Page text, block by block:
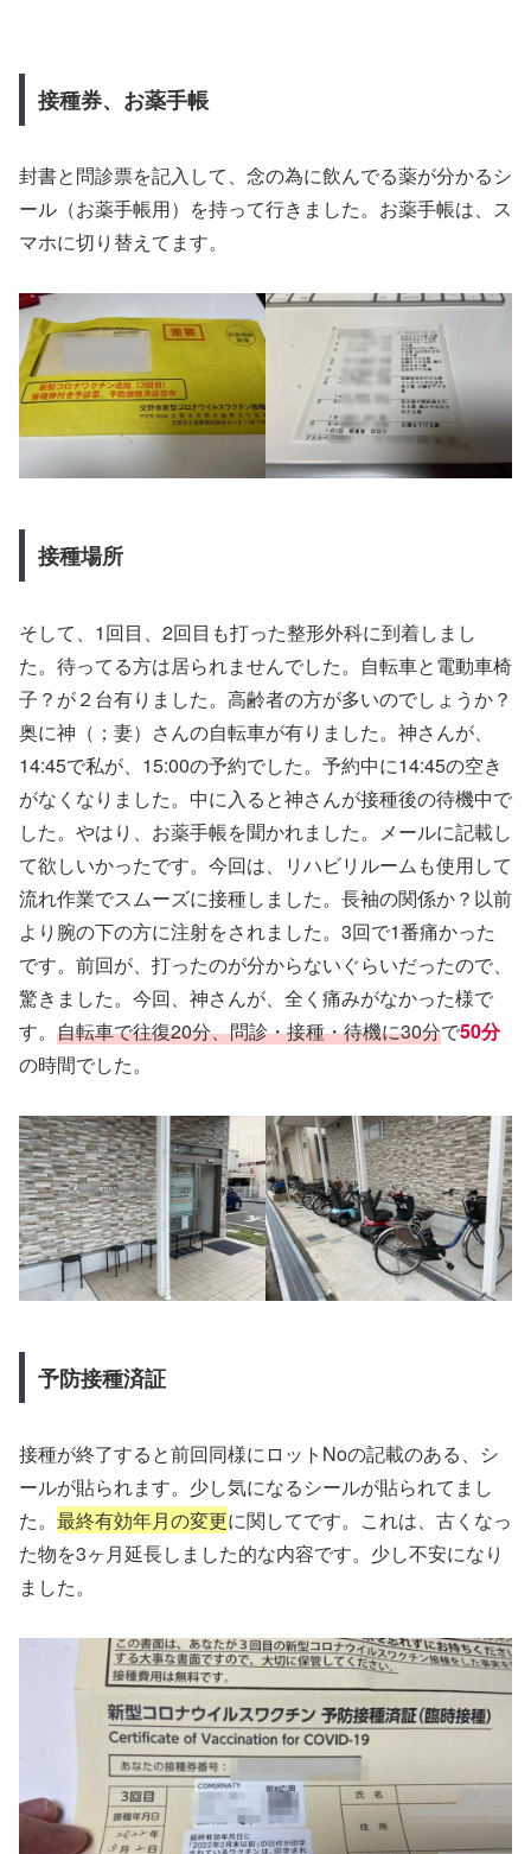
接種券、お薬手帳
封書と問診票を記入して、念の為に飲んでる薬が分かるシ
ール（お薬手帳用）を持って行きました。お薬手帳は、ス
マホに切り替えてます。
接種場所
そして、1回目、2回目も打った整形外科に到着しまし
た。待ってる方は居られませんでした。自転車と電動車椅
子？が２台有りました。高齢者の方が多いのでしょうか？
奥に神（；妻）さんの自転車が有りました。神さんが、
14:45で私が、15:00の予約でした。予約中に14:45の空き
がなくなりました。中に入ると神さんが接種後の待機中で
した。やはり、お薬手帳を聞かれました。メールに記載し
て欲しいかったです。今回は、リハビリルームも使用して
流れ作業でスムーズに接種しました。長袖の関係か？以前
より腕の下の方に注射をされました。3回で1番痛かった
です。前回が、打ったのが分からないぐらいだったので、
驚きました。今回、神さんが、全く痛みがなかった様で
す。 自転車で往復20分、問診・接種・待機に30分で50分
の時間でした。
予防接種済証
接種が終了すると前回同様にロットNoの記載のある、シ
ールが貼られます。少し気になるシールが貼られてまし
た。 最終有効年月の変更に関してです。これは、古くなっ
た物を3ヶ月延長しました的な内容です。少し不安になり
ました。